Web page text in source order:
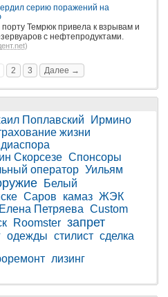
серию поражений на
порту Темрюк привела к взрывам и
с нефтепродуктами.
)
2 3 Далее →
Поплавский
Ирмино
жизни
диаспора
Скорсезе Спонсоры
оператор Уильям
Белый
Саров камаз ЖЭК
Елена Петряева Custom
Roomster запрет
одежды стилист сделка
лизинг